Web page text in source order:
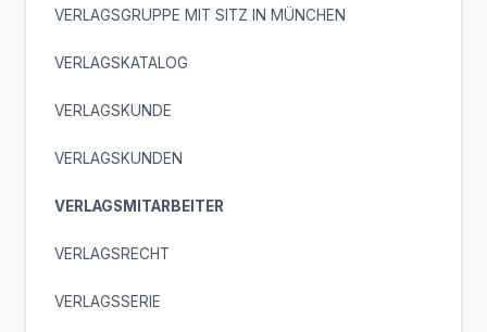
VERLAGSGRUPPE MIT SITZ IN MÜNCHEN
VERLAGSKATALOG
VERLAGSKUNDE
VERLAGSKUNDEN
VERLAGSMITARBEITER
VERLAGSRECHT
VERLAGSSERIE